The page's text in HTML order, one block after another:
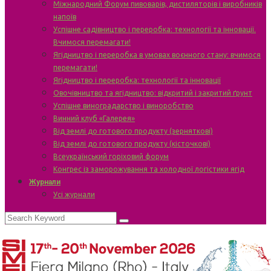
Міжнародний Форум пивоварів, дистиляторів і виробників
напоїв
Успішне садівництво і переробка: технології та інновації.
Вчимося перемагати!
Ягідництво і переробка в умовах воєнного стану: вчимося
перемагати!
Ягідництво і переробка: технології та інновації
Овочівництво та ягідництво: відкритий і закритий ґрунт
Успішне виноградарство і виноробство
Винний клуб «Галерея»
Від землі до готового продукту (зерняткові)
Від землі до готового продукту (кісточкові)
Всеукраїнський горіховий форум
Конгрес із заморожування та холодної логістики ягід
Журнали
Усі журнали